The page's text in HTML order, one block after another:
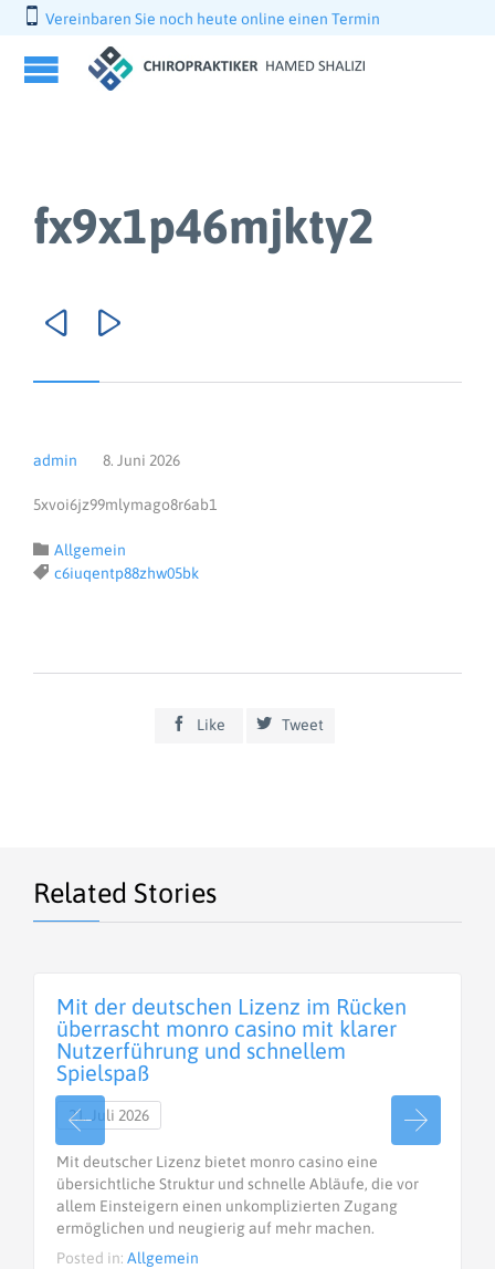
 Vereinbaren Sie noch heute online einen Termin
fx9x1p46mjkty2
 
admin 8. Juni 2026
5xvoi6jz99mlymago8r6ab1
 Category
Allgemein
 Tags
c6iuqentp88zhw05bk
 Like  Tweet
Related Stories
Mit der deutschen Lizenz im Rücken
überrascht monro casino mit klarer
Nutzerführung und schnellem
Spielspaß
21. Juli 2026
Mit deutscher Lizenz bietet monro casino eine
übersichtliche Struktur und schnelle Abläufe, die vor
allem Einsteigern einen unkomplizierten Zugang
ermöglichen und neugierig auf mehr machen.
Posted in: Allgemein